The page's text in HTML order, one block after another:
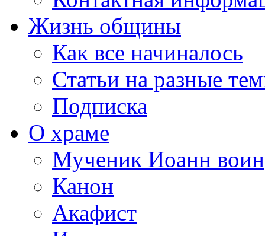
Жизнь общины
Как все начиналось
Статьи на разные
Подписка
О храме
Мученик Иоанн воин
Канон
Акафист